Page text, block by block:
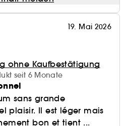
19. Mai 2026
ohne Kaufbestätigung
seit 6 Monate
sans grande
plaisir. Il est léger mais
bon et tient ...